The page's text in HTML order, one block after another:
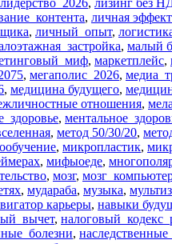
лидерство_2026, лизинг без
, личная
, личный_опыт,
, малый
, маркетплейс,
, мегаполис_2026,
, медицина будущего,
отношения,
,
, метод 50/30/20,
, микропластик,
, мифыоеде,
, мозг,
, мудараба, музыка,
карьеры, навыки
,
,